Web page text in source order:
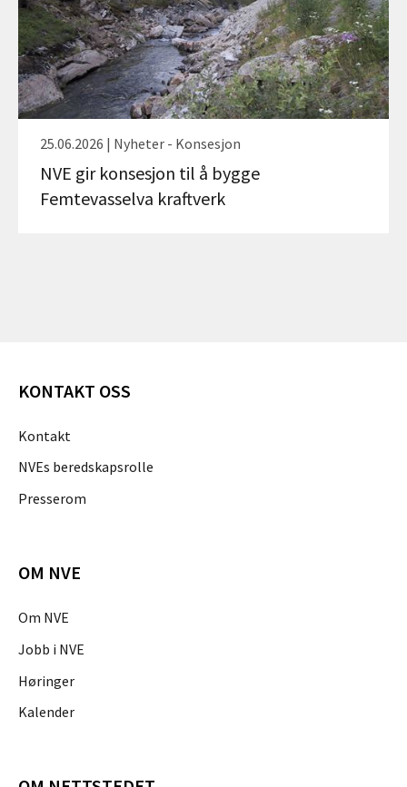
25.06.2026 | Nyheter - Konsesjon
NVE gir konsesjon til å bygge
Femtevasselva kraftverk
KONTAKT OSS
Kontakt
NVEs beredskapsrolle
Presserom
OM NVE
Om NVE
Jobb i NVE
Høringer
Kalender